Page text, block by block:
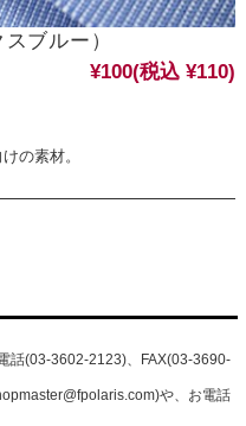
ブルー）
¥100(税込 ¥110)
の素材。
話(03-3602-2123)、FAX(03-3690-
や、お電話